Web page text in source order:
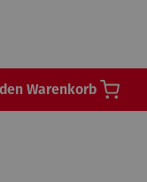
Warenkorb